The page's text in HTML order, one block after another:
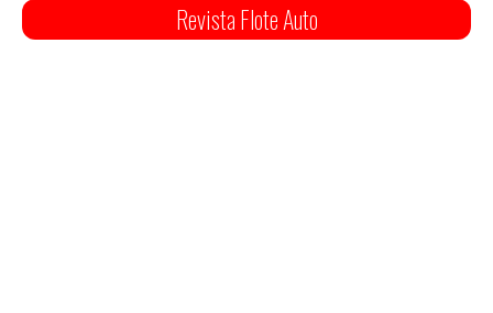
Revista Flote Auto